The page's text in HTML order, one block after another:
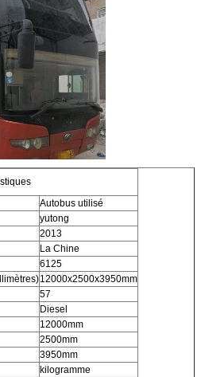
Autobus utilisé
yutong
2013
La Chine
6125
12000x2500x3950mm
57
Diesel
12000mm
2500mm
3950mm
kilogramme